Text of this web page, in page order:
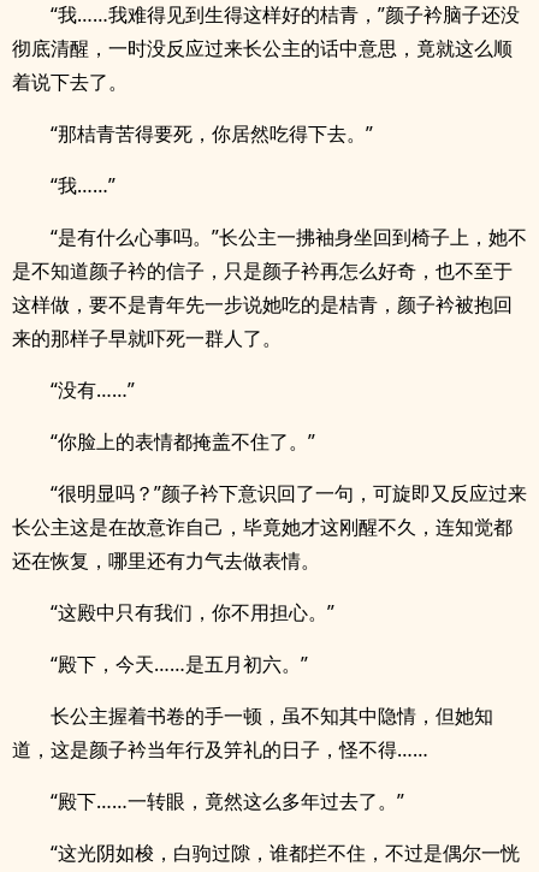
“我……我难得见到生得这样好的桔青，”颜子衿脑子还没
彻底清醒，一时没反应过来长公主的话中意思，竟就这么顺
着说下去了。
“那桔青苦得要死，你居然吃得下去。”
“我……”
“是有什么心事吗。”长公主一拂袖身坐回到椅子上，她不
是不知道颜子衿的信子，只是颜子衿再怎么好奇，也不至于
这样做，要不是青年先一步说她吃的是桔青，颜子衿被抱回
来的那样子早就吓死一群人了。
“没有……”
“你脸上的表情都掩盖不住了。”
“很明显吗？”颜子衿下意识回了一句，可旋即又反应过来
长公主这是在故意诈自己，毕竟她才这刚醒不久，连知觉都
还在恢复，哪里还有力气去做表情。
“这殿中只有我们，你不用担心。”
“殿下，今天……是五月初六。”
长公主握着书卷的手一顿，虽不知其中隐情，但她知
道，这是颜子衿当年行及笄礼的日子，怪不得……
“殿下……一转眼，竟然这么多年过去了。”
“这光阴如梭，白驹过隙，谁都拦不住，不过是偶尔一恍